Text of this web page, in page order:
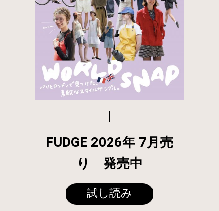
FUDGE 2026年 7月売
り 発売中
試し読み